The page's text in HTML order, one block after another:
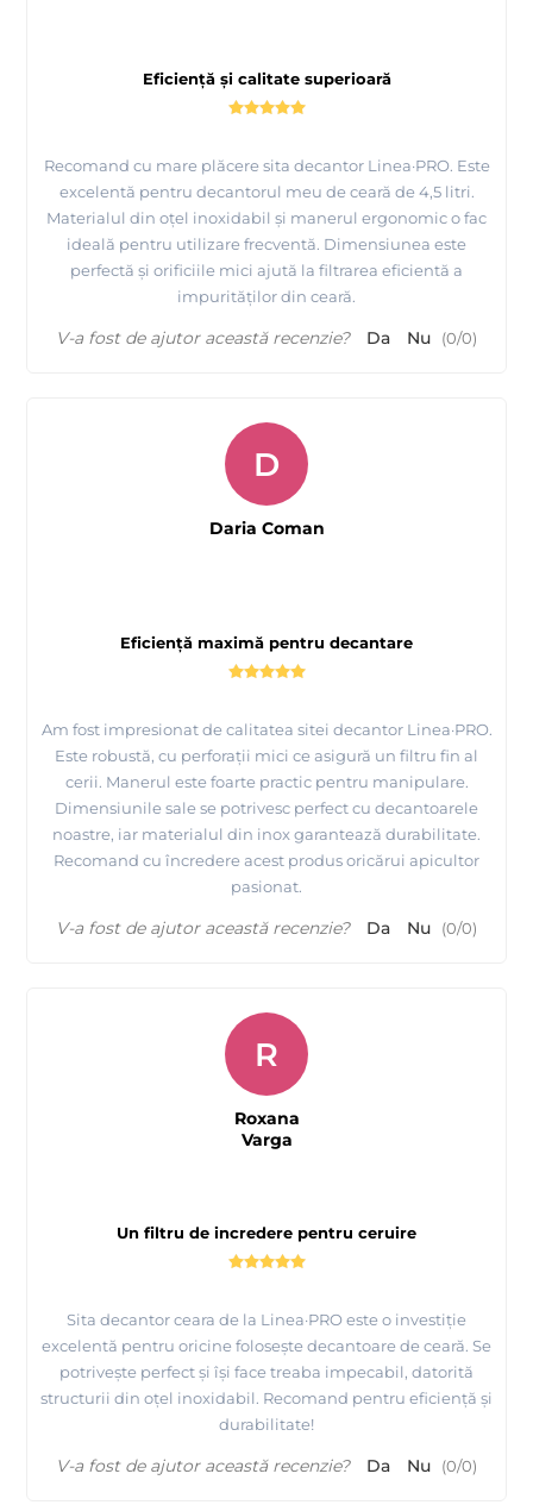
Eficiență și calitate superioară
Recomand cu mare plăcere sita decantor Linea·PRO. Este
excelentă pentru decantorul meu de ceară de 4,5 litri.
Materialul din oțel inoxidabil și manerul ergonomic o fac
ideală pentru utilizare frecventă. Dimensiunea este
perfectă și orificiile mici ajută la filtrarea eficientă a
impurităților din ceară.
V-a fost de ajutor această recenzie? Da Nu (0/0)
Eficiență maximă pentru decantare
Am fost impresionat de calitatea sitei decantor Linea·PRO.
Este robustă, cu perforații mici ce asigură un filtru fin al
cerii. Manerul este foarte practic pentru manipulare.
Dimensiunile sale se potrivesc perfect cu decantoarele
noastre, iar materialul din inox garantează durabilitate.
Recomand cu încredere acest produs oricărui apicultor
pasionat.
D
Daria Coman
V-a fost de ajutor această recenzie? Da Nu (0/0)
Un filtru de incredere pentru ceruire
Sita decantor ceara de la Linea·PRO este o investiție
excelentă pentru oricine folosește decantoare de ceară. Se
potrivește perfect și își face treaba impecabil, datorită
structurii din oțel inoxidabil. Recomand pentru eficiență și
durabilitate!
R
Roxana
Varga
V-a fost de ajutor această recenzie? Da Nu (0/0)